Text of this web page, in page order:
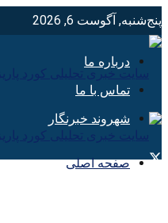
پنج‌شنبه, آگوست 6, 2026
درباره ما
تماس با ما
شهروند خبرنگار
صفحه اصلی